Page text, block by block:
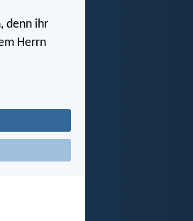
denn ihr
Herrn